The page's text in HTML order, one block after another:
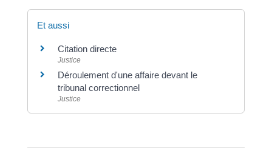
Et aussi
Citation directe
Justice
Déroulement d'une affaire devant le
tribunal correctionnel
Justice